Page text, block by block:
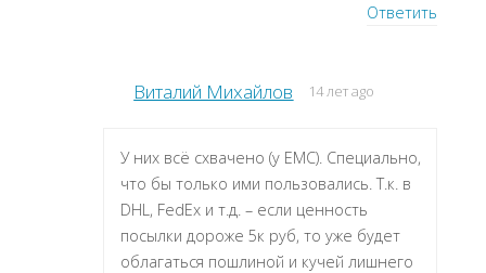
Ответить
Виталий Михайлов 14 лет ago
У них всё схвачено (у ЕМС). Специально,
что бы только ими пользовались. Т.к. в
DHL, FedEx и т.д. – если ценность
посылки дороже 5к руб, то уже будет
облагаться пошлиной и кучей лишнего